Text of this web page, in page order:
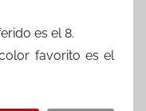
es el 8.
favorito es el